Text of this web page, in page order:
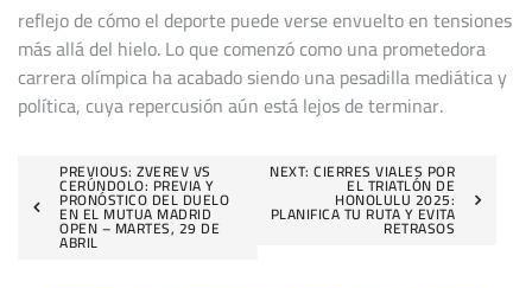
reflejo de cómo el deporte puede verse envuelto en tensiones
más allá del hielo. Lo que comenzó como una prometedora
carrera olímpica ha acabado siendo una pesadilla mediática y
política, cuya repercusión aún está lejos de terminar.
Navegación
de
entradas
PREVIOUS: ZVEREV VS
CERÚNDOLO: PREVIA Y
PRONÓSTICO DEL DUELO
EN EL MUTUA MADRID
OPEN – MARTES, 29 DE
ABRIL
NEXT: CIERRES VIALES POR
EL TRIATLÓN DE
HONOLULU 2025:
PLANIFICA TU RUTA Y EVITA
RETRASOS